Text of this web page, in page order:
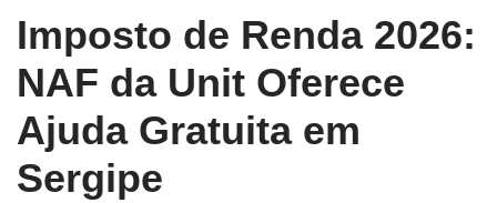
Imposto de Renda 2026:
NAF da Unit Oferece
Ajuda Gratuita em
Sergipe